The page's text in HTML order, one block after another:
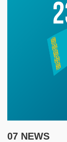
07 NEWS